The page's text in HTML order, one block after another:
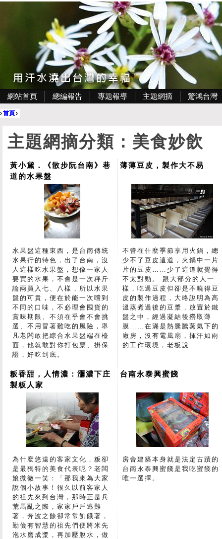
網站首頁 總編報告 專題報導 主題網摘 驚鴻台灣
›首頁›
主題網摘分類：美食妙飲
黃小黛．《散步阮台南》巷
道的水果盤
水果盤這種東西，是台南傳統
水果行的特色，出了台南，沒
人這樣吃水果盤，想像一家人
要買的水果，不會是一次秤斤
論兩買入七、八樣，所以水果
盤的可貴，便在於能一次嚐到
不同的口味，不必理會囤貨的
賞味期限、不須在乎會不會挑
選、不用冒著難吃的風險，舉
凡老闆敢把綜合水果盤端在檯
面，他就敢對你打包票、掛保
證，好吃到底。
薄薄豆皮，製作大不易
不管在什麼季節享用火鍋，總
少不了豆皮這道，火鍋中一片
片的豆皮……少了這道就覺得
不太對勁。 跟大部分的人一
樣，吃過豆皮但卻是不曉得豆
皮的製作過程，大略說明為高
溫蒸煮過後的豆漿，放置於鐵
盤之中，經過凝結後撈取薄
膜……在滿是熱騰騰蒸氣下的
廠房，沒有電風扇，揮汗如雨
的工作環境，老板說……
粄香甜，人情濃：瀰濃下庄
製粄人家
為什麼悠遠的客家文化，粄卻
是最獨特的美食代表呢？老闆
娘微微一笑：「那我來為大家
說個小故事！很久以前客家人
的祖先來到台灣，那時正是兵
荒馬亂之際，家家戶戶逃難
著，奔波之餘卻常常飢餓著，
勤儉有智慧的祖先們便將米先
泡水磨成漿，再加壓脫水，做
台南永泰興蜜餞
房舍建築本身就是法定古蹟的
台南永泰興蜜餞是我吃蜜餞的
唯一選擇。